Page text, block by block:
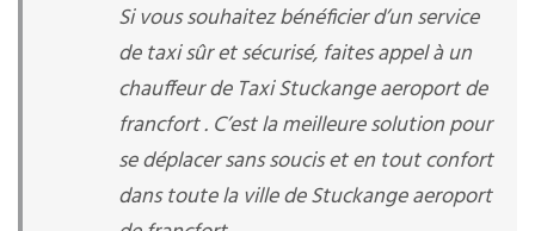
Si vous souhaitez bénéficier d’un service
de taxi sûr et sécurisé, faites appel à un
chauffeur de Taxi Stuckange aeroport de
francfort . C’est la meilleure solution pour
se déplacer sans soucis et en tout confort
dans toute la ville de Stuckange aeroport